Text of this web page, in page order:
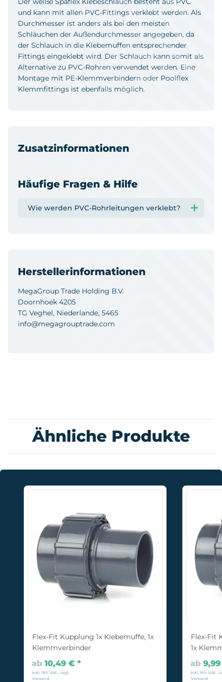
und kann mit allen PVC-Fittings verklebt werden. Als
Durchmesser ist anders als bei den meisten
Schläuchen der Außendurchmesser angegeben, da
der Schlauch in die Klebemuffen entsprechender
Fittings eingeklebt wird. Der Schlauch kann somit als
Alternative zu PVC-Rohren verwendet werden. Eine
Montage mit PE-Klemmverbindern oder Poolflex
Klemmfittings ist ebenfalls möglich.
Zusatzinformationen
Häufige Fragen & Hilfe
Wie werden PVC-Rohrleitungen verklebt?
Herstellerinformationen
MegaGroup Trade Holding B.V.
Doornhoek 4205
TG Veghel, Niederlande, 5465
info@megagrouptrade.com
Ähnliche Produkte
Flex-Fit Kupplung 1x Klebemuffe, 1x
Klemmverbinder
ab 10,49 € *
inkl. 19% USt. , zzgl.
Versand
Flex-Fit
1x
ab
inkl. 19% USt. ,
Versand